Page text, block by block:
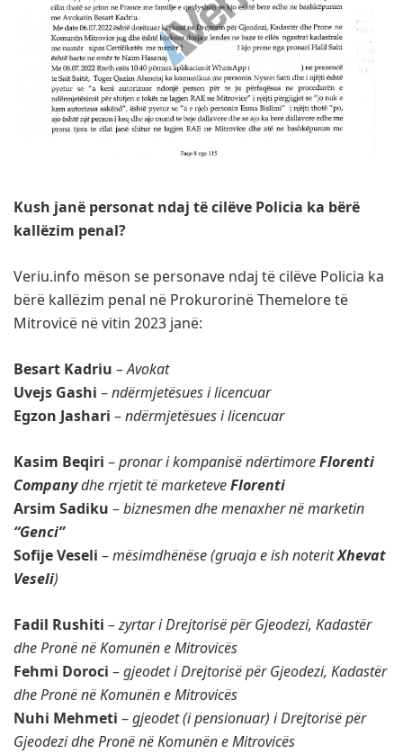
Kush janë personat ndaj të cilëve Policia ka bërë
kallëzim penal?
Veriu.info mëson se personave ndaj të cilëve Policia ka
bërë kallëzim penal në Prokurorinë Themelore të
Mitrovicë në vitin 2023 janë:
Besart Kadriu –Avokat
Uvejs Gashi –ndërmjetësues i licencuar
Egzon Jashari –ndërmjetësues i licencuar
Kasim Beqiri –pronar i kompanisë ndërtimoreFlorenti
Companydhe rrjetit të marketeveFlorenti
Arsim Sadiku –biznesmen dhe menaxher në marketin
“Genci”
Sofije Veseli –mësimdhënëse (gruaja e ish noteritXhevat
Veseli)
Fadil Rushiti – zyrtar i Drejtorisë për Gjeodezi, Kadastër
dhe Pronë në Komunën e Mitrovicës
Fehmi Doroci –gjeodet i Drejtorisë për Gjeodezi, Kadastër
dhe Pronë në Komunën e Mitrovicës
Nuhi Mehmeti –gjeodet (i pensionuar) i Drejtorisë për
Gjeodezi dhe Pronë në Komunën e Mitrovicës